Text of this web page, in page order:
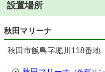
設置場所
秋田マリーナ
秋田市飯島字堀川118番地